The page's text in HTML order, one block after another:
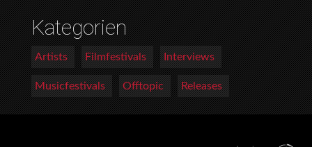
Kategorien
Artists Filmfestivals Interviews
Musicfestivals Offtopic Releases